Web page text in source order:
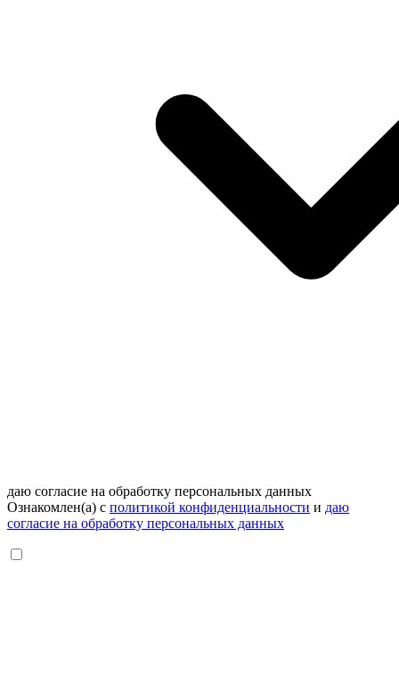
даю согласие на обработку персональных данных
Ознакомлен(а) с политикой конфиденциальности и даю
согласие на обработку персональных данных